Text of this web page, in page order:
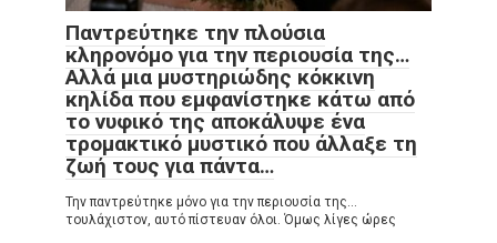
Παντρεύτηκε την πλούσια
κληρονόμο για την περιουσία της…
Αλλά μια μυστηριώδης κόκκινη
κηλίδα που εμφανίστηκε κάτω από
το νυφικό της αποκάλυψε ένα
τρομακτικό μυστικό που άλλαξε τη
ζωή τους για πάντα…
Την παντρεύτηκε μόνο για την περιουσία της…
τουλάχιστον, αυτό πίστευαν όλοι. Όμως λίγες ώρες